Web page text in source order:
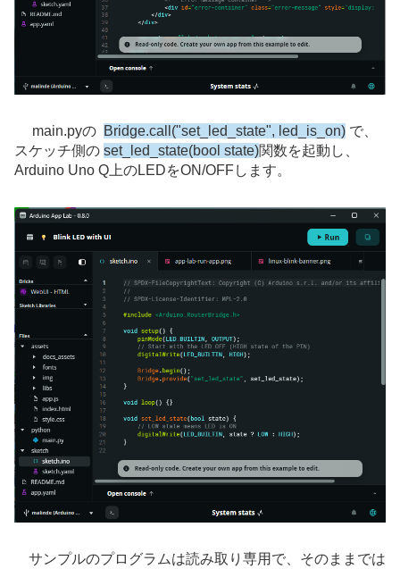
main.pyの Bridge.call("set_led_state", led_is_on) で、
スケッチ側の set_led_state(bool state)関数を起動し、
Arduino Uno Q上のLEDをON/OFFします。
サンプルのプログラムは読み取り専用で、そのままでは